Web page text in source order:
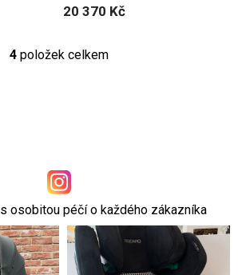
20 370 Kč
O
c
í
p
r
v
4 položek celkem
s osobitou péčí o každého zákazníka